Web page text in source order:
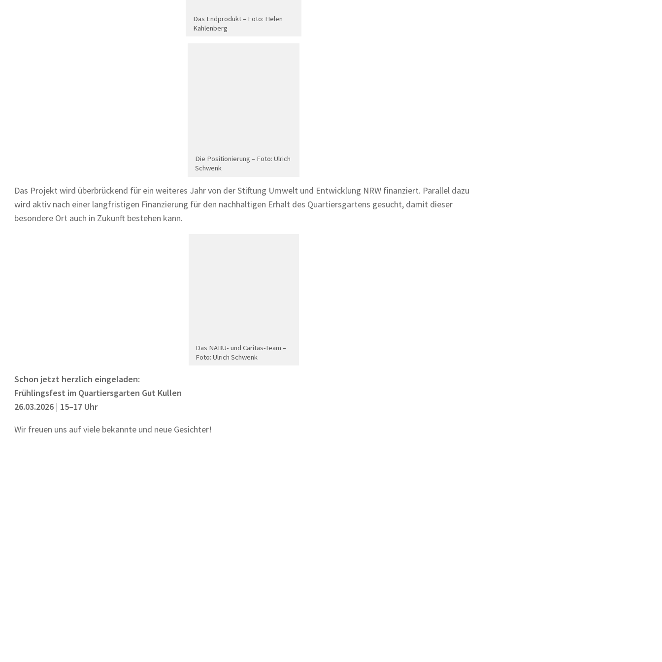
Das Endprodukt – Foto: Helen
Kahlenberg
Die Positionierung – Foto: Ulrich
Schwenk
Das Projekt wird überbrückend für ein weiteres Jahr von der Stiftung Umwelt und Entwicklung NRW finanziert. Parallel dazu
wird aktiv nach einer langfristigen Finanzierung für den nachhaltigen Erhalt des Quartiersgartens gesucht, damit dieser
besondere Ort auch in Zukunft bestehen kann.
Das NABU- und Caritas-Team –
Foto: Ulrich Schwenk
Schon jetzt herzlich eingeladen:
Frühlingsfest im Quartiersgarten Gut Kullen
26.03.2026 | 15–17 Uhr
Wir freuen uns auf viele bekannte und neue Gesichter!